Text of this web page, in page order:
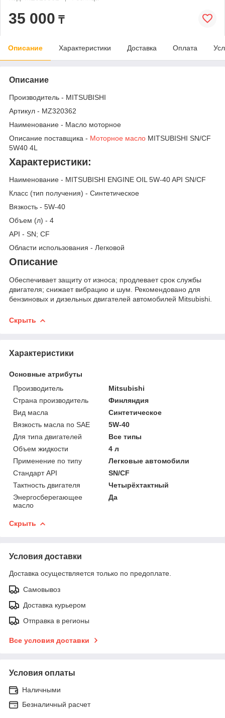
35 000 ₸
Описание Характеристики Доставка Оплата
Описание
Производитель - MITSUBISHI
Артикул - MZ320362
Наименование - Масло моторное
Описание поставщика - Моторное масло MITSUBISHI SN/CF
5W40 4L
Характеристики:
Наименование - MITSUBISHI ENGINE OIL 5W-40 API SN/CF
Класс (тип получения) - Синтетическое
Вязкость - 5W-40
Объем (л) - 4
API - SN; CF
Области использования - Легковой
Описание
Обеспечивает защиту от износа; продлевает срок службы
двигателя; снижает вибрацию и шум. Рекомендовано для
бензиновых и дизельных двигателей автомобилей Mitsubishi.
Скрыть
Характеристики
Основные атрибуты
Производитель
Mitsubishi
Страна производитель
Финляндия
Вид масла
Синтетическое
Вязкость масла по SAE
5W-40
Для типа двигателей
Все типы
Объем жидкости
4 л
Применение по типу
Легковые автомобили
Стандарт API
SN/CF
Тактность двигателя
Четырёхтактный
Энергосберегающее
масло
Да
Скрыть
Условия доставки
Доставка осуществляется только по предоплате.
Самовывоз
Доставка курьером
Отправка в регионы
Все условия доставки
Условия оплаты
Наличными
Безналичный расчет